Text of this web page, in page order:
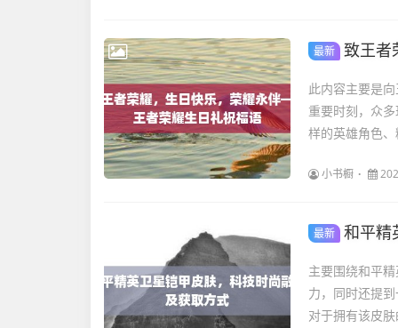
最新 致王
此内容主要是
重要时刻，众
样的英雄角色
小书橱
最新 和平精
主要围绕和平
力，同时还提
对于拥有该皮